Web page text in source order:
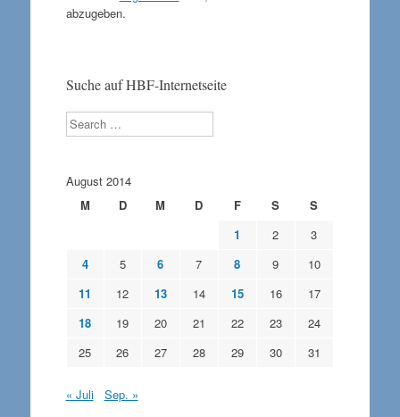
abzugeben.
Suche auf HBF-Internetseite
Search
August 2014
M
D M D F S
S
1
2
3
4
5 6 7 8 9
10
11
12 13 14 15 16
17
18
19 20 21 22 23
24
25
26 27 28 29 30 31
« Juli Sep. »